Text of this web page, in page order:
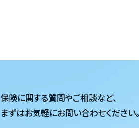
保険に関する質問やご相談など、
まずはお気軽にお問い合わせください。